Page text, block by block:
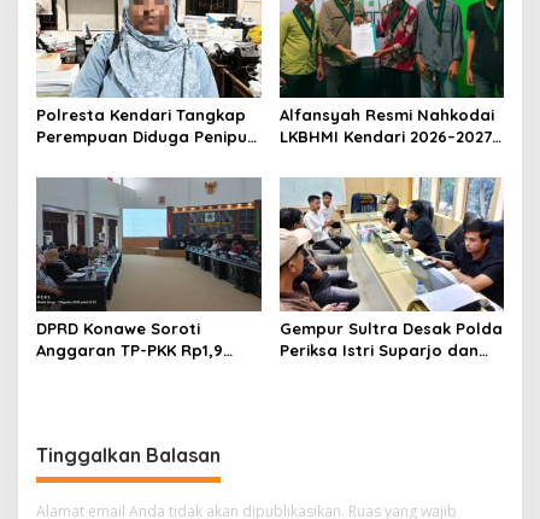
Polresta Kendari Tangkap
Perempuan Diduga Penipu
Rp588,1 Juta
Alfansyah Resmi Nahkodai
LKBHMI Kendari 2026–2027,
Hukum
DPRD Konawe Soroti
Anggaran TP-PKK Rp1,9
Gempur Sultra Desak Polda
Periksa Istri Suparjo dan
Tinggalkan Balasan
Alamat email Anda tidak akan dipublikasikan. Ruas yang wajib